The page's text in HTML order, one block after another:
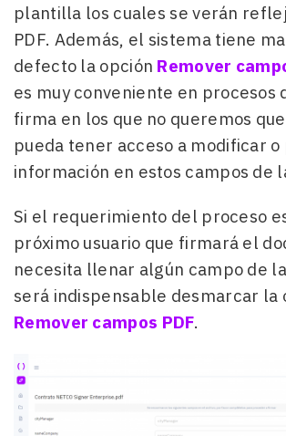
plantilla los cuales se verán
PDF. Además, el sistema tiene
defecto la opción Remover
es muy conveniente en procesos
firma en los que no queremos
pueda tener acceso a modificar o
información en estos campos de
Si el requerimiento del proceso
próximo usuario que firmará el
necesita llenar algún campo de
será indispensable desmarcar la
Remover campos PDF.